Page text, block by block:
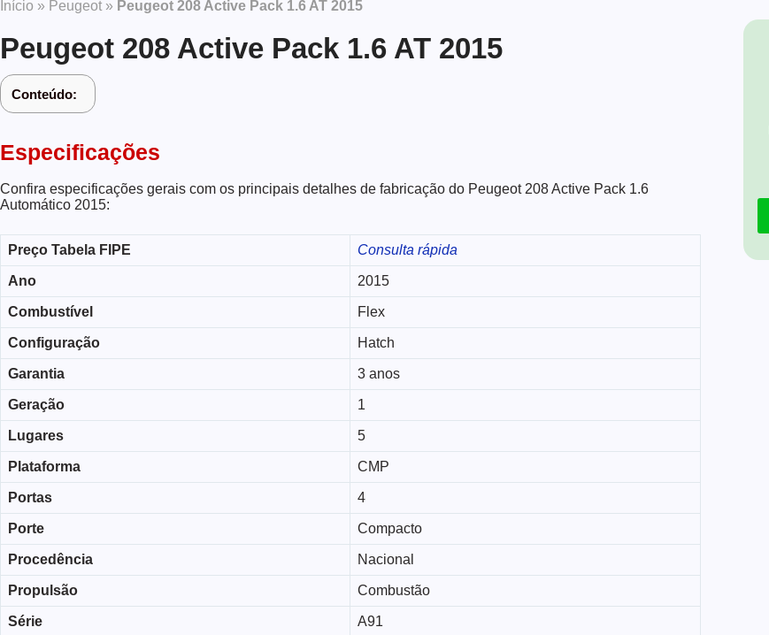
Início » Peugeot » Peugeot 208 Active Pack 1.6 AT 2015
Peugeot 208 Active Pack 1.6 AT 2015
Conteúdo:
Especificações
Confira especificações gerais com os principais detalhes de fabricação do Peugeot 208 Active Pack 1.6
Automático 2015:
Preço Tabela FIPE Consulta rápida
Ano 2015
Combustível Flex
Configuração Hatch
Garantia 3 anos
Geração 1
Lugares 5
Plataforma CMP
Portas 4
Porte Compacto
Procedência Nacional
Propulsão Combustão
Série A91